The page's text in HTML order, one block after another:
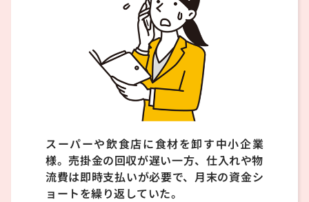
スーパーや飲食店に食材を卸す中小企業
様。売掛金の回収が遅い一方、仕入れや物
流費は即時支払いが必要で、月末の資金シ
ョートを繰り返していた。